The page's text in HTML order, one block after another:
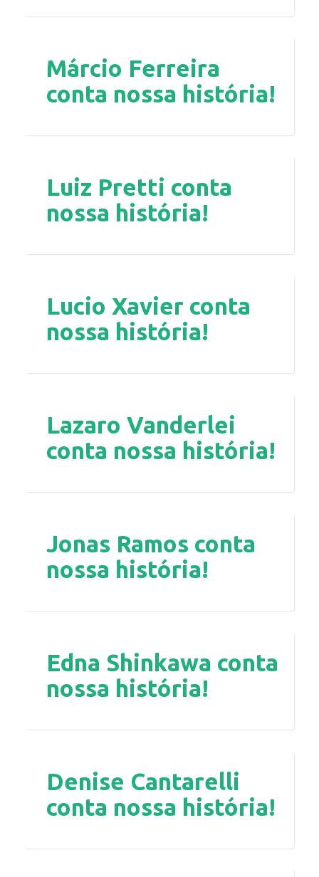
Márcio Ferreira
conta nossa história!
Luiz Pretti conta
nossa história!
Lucio Xavier conta
nossa história!
Lazaro Vanderlei
conta nossa história!
Jonas Ramos conta
nossa história!
Edna Shinkawa conta
nossa história!
Denise Cantarelli
conta nossa história!